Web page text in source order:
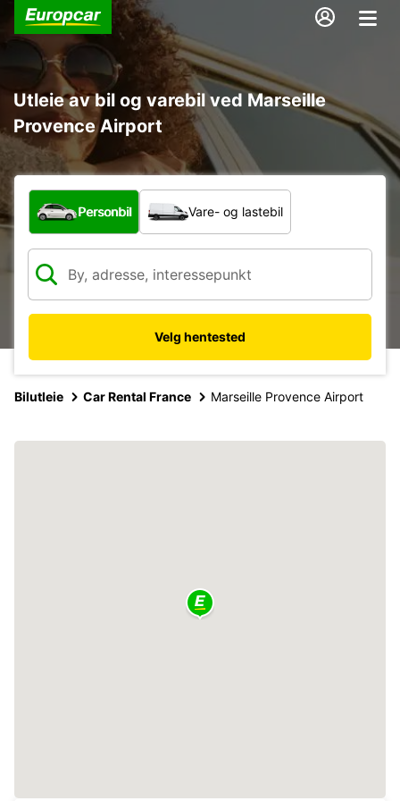
Utleie av bil og varebil ved Marseille
Provence Airport
Hvilken type bil?
Personbil Vare- og lastebil
Velg hentested
Bilutleie Car Rental France Marseille Provence Airport